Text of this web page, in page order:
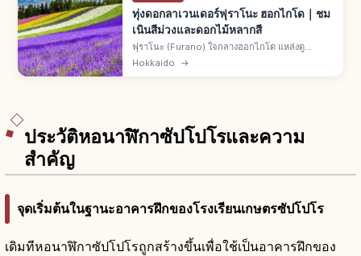
ทุ่งดอกลาเวนเดอร์ฟุราโนะ ฮอกไกโด｜ชม
เนินสีม่วงและดอกไม้หลากสี
ฟุราโนะ (Furano) ใจกลางฮอกไกโด แหล่งดู
ลาเวนเดอร์ฤดูร้อน ทุ่งดอกม่วงสุดสายตา ช่วงสวย
Hokkaido →
ประวัติหอนาฬิกาซัปโปโรและความ
สำคัญ
จุดเริ่มต้นในฐานะอาคารฝึกของโรงเรียนเกษตรซัปโปโร
เดิมทีหอนาฬิกาซัปโปโรถูกสร้างขึ้นเพื่อใช้เป็นอาคารฝึกของ